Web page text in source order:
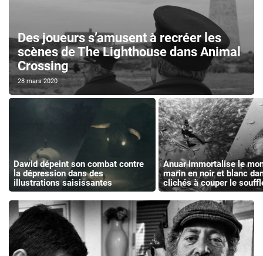
Des joueurs s’amusent à recréer les
scènes de The Lighthouse dans Animal
Crossing
28 mars 2020
Dawid dépeint son combat contre
la dépression dans des
illustrations saisissantes
Anuar immortalise le
marin en noir et blanc
clichés à couper le